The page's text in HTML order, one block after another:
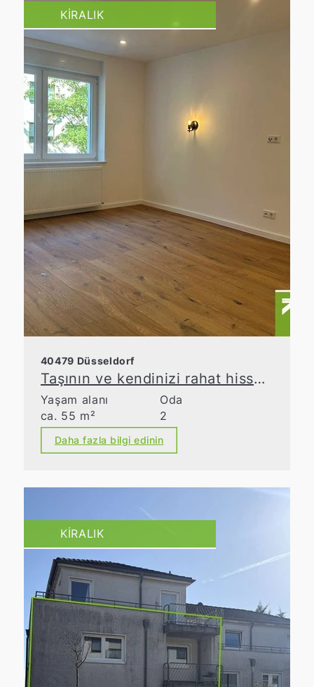
KIRALIK
40479 Düsseldorf
Taşının ve kendinizi rahat hissedin – balkonlu, modern bir şekilde yenilenmiş daire
Yaşam alanı
ca. 55 m²
Oda
2
Daha fazla bilgi edinin
KIRALIK